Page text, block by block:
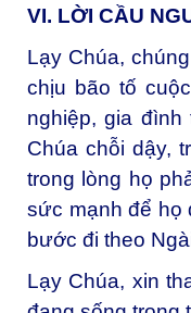
VI. LỜI CẦU
Lạy Chúa,
chịu bão tố
nghiệp, gia
Chúa chỗi dậy,
trong lòng họ
sức mạnh để họ
bước đi theo
Lạy Chúa, xin